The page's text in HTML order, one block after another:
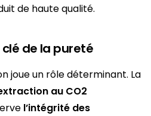
de haute qualité.
clé de la pureté
joue un rôle déterminant. La
au CO2
l’intégrité des